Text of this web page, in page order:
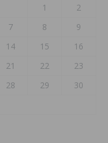
1
2
7 8
9
14 15
16
21 22
23
28 29
30